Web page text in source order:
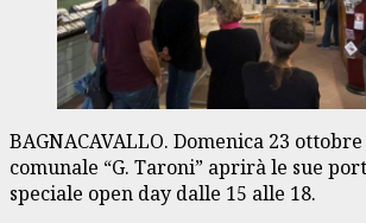
BAGNACAVALLO. Domenica 23
comunale “G. Taroni” aprirà le sue
speciale open day dalle 15 alle 18.